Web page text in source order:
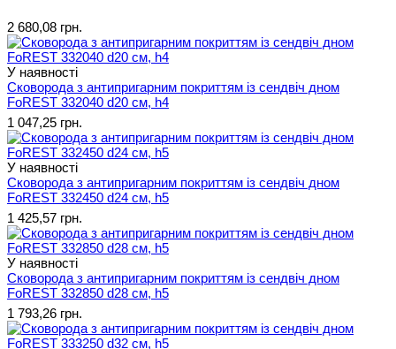
2 680,08 грн.
У наявності
Сковорода з антипригарним покриттям із сендвіч дном
FoREST 332040 d20 см, h4
1 047,25 грн.
У наявності
Сковорода з антипригарним покриттям із сендвіч дном
FoREST 332450 d24 см, h5
1 425,57 грн.
У наявності
Сковорода з антипригарним покриттям із сендвіч дном
FoREST 332850 d28 см, h5
1 793,26 грн.